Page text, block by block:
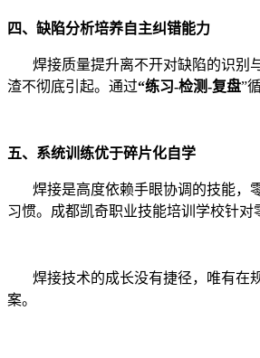
四、缺陷分析培养自主纠错能力
焊接质量提升离不开对缺陷的识别
渣不彻底引起。通过“练习-检测-复盘”
五、系统训练优于碎片化自学
焊接是高度依赖手眼协调的技能，
习惯。成都凯奇职业技能培训学校针
焊接技术的成长没有捷径，唯有在
案。